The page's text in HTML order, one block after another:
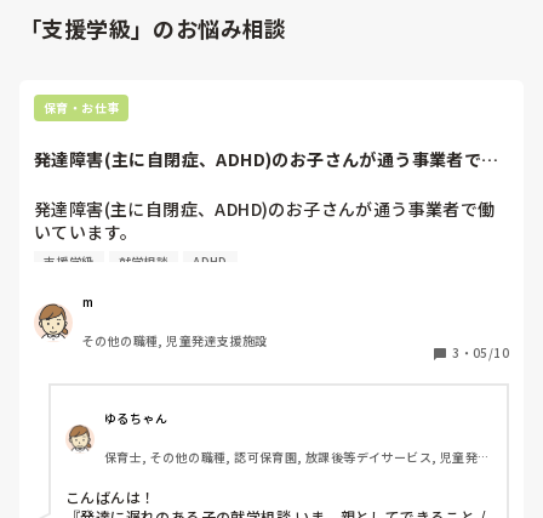
「支援学級」のお悩み相談
保育・お仕事
発達障害(主に自閉症、ADHD)のお子さんが通う事業者で働
発達障害(主に自閉症、ADHD)のお子さんが通う事業者で働
いています。
年長さんのお子さんの保護者に対して就学相談(普通級か支
就学相談業務で、何か参考にされているもの(本など)
ありますか？？
支援学級 就学相談 ADHD
m
その他の職種, 児童発達支援施設
3 ・ 05/10
ゆるちゃん
保育士, その他の職種, 認可保育園, 放課後等デイサービス, 児童発達
こんばんは！